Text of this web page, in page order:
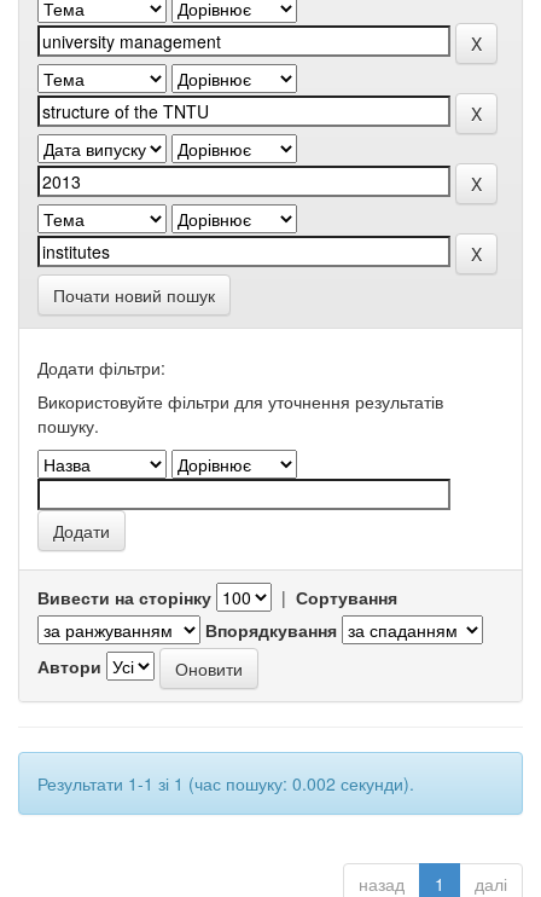
Почати новий пошук
Додати фільтри:
Використовуйте фільтри для уточнення результатів
пошуку.
Вивести на сторінку | Сортування
Впорядкування
Автори
Результати 1-1 зі 1 (час пошуку: 0.002 секунди).
назад 1 далі